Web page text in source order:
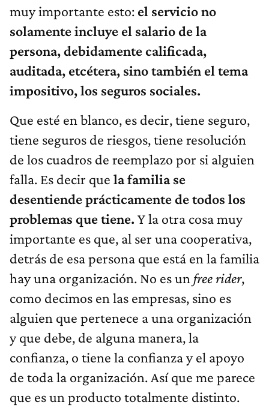
muy importante esto: el servicio no
solamente incluye el salario de la
persona, debidamente calificada,
auditada, etcétera, sino también el tema
impositivo, los seguros sociales.
Que esté en blanco, es decir, tiene seguro,
tiene seguros de riesgos, tiene resolución
de los cuadros de reemplazo por si alguien
falla. Es decir que la familia se
desentiende prácticamente de todos los
problemas que tiene. Y la otra cosa muy
importante es que, al ser una cooperativa,
detrás de esa persona que está en la familia
hay una organización. No es un free rider,
como decimos en las empresas, sino es
alguien que pertenece a una organización
y que debe, de alguna manera, la
confianza, o tiene la confianza y el apoyo
de toda la organización. Así que me parece
que es un producto totalmente distinto.